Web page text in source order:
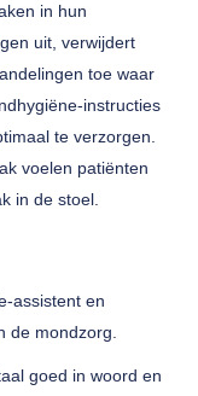
in hun
uit, verwijdert
toe waar
instructies
te verzorgen.
voelen patiënten
in de stoel.
assistent en
de mondzorg.
goed in woord en